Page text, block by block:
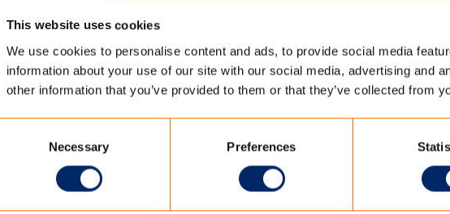
This website uses cookies
We use cookies to personalise content and ads, to provide social media
information about your use of our site with our social media, advertising and
other information that you’ve provided to them or that they’ve collected from
Necessary Preferences
FR-1 coated
Robuust, vlamvertragend, ademend, vochtregulerend
zorgt voor een extra bescherming. Beschikbaar met een
PPAN-fr/CV/PVA-fr/PVA
480 gr/m2